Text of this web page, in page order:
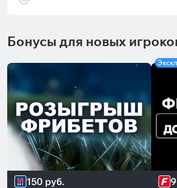
Бонусы для новых
150 руб.